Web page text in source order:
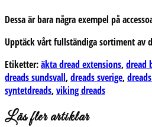
Dessa är bara några exempel på
Upptäck vårt fullständiga sortiment av
Etiketter:äkta dread extensions,dread
dreads sundsvall,dreads sverige,
syntetdreads,viking dreads
Läs fler artiklar